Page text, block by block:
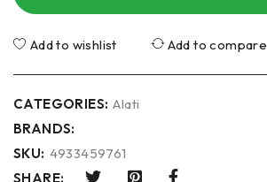
Add to wishlist Add to compare
CATEGORIES: Alati
BRANDS:
SKU: 4933459761
SHARE: